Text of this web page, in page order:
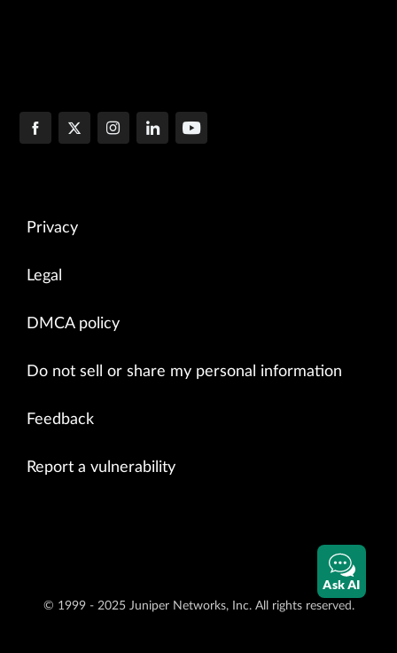
Privacy
Legal
DMCA policy
Do not sell or share my personal information
Feedback
Report a vulnerability
© 1999 - 2025 Juniper Networks, Inc. All rights reserved.
Ask AI